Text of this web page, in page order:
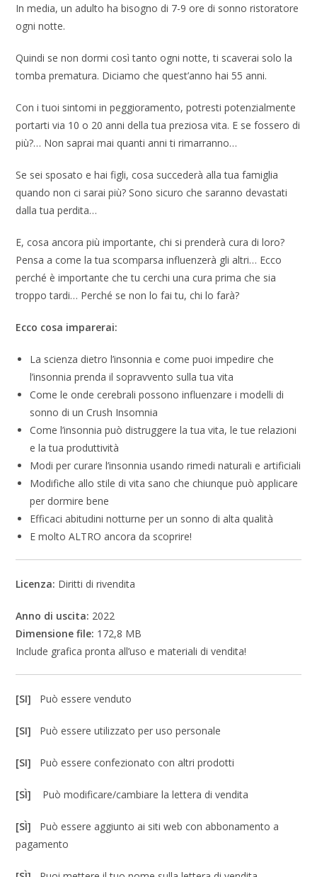
In media, un adulto ha bisogno di 7-9 ore di sonno ristoratore
ogni notte.
Quindi se non dormi così tanto ogni notte, ti scaverai solo la
tomba prematura. Diciamo che quest’anno hai 55 anni.
Con i tuoi sintomi in peggioramento, potresti potenzialmente
portarti via 10 o 20 anni della tua preziosa vita. E se fossero di
più?… Non saprai mai quanti anni ti rimarranno…
Se sei sposato e hai figli, cosa succederà alla tua famiglia
quando non ci sarai più? Sono sicuro che saranno devastati
dalla tua perdita…
E, cosa ancora più importante, chi si prenderà cura di loro?
Pensa a come la tua scomparsa influenzerà gli altri… Ecco
perché è importante che tu cerchi una cura prima che sia
troppo tardi… Perché se non lo fai tu, chi lo farà?
Ecco cosa imparerai:
La scienza dietro l’insonnia e come puoi impedire che
l’insonnia prenda il sopravvento sulla tua vita
Come le onde cerebrali possono influenzare i modelli di
sonno di un Crush Insomnia
Come l’insonnia può distruggere la tua vita, le tue relazioni
e la tua produttività
Modi per curare l’insonnia usando rimedi naturali e artificiali
Modifiche allo stile di vita sano che chiunque può applicare
per dormire bene
Efficaci abitudini notturne per un sonno di alta qualità
E molto ALTRO ancora da scoprire!
Licenza: Diritti di rivendita
Anno di uscita: 2022
Dimensione file: 172,8 MB
Include grafica pronta all’uso e materiali di vendita!
[SI] Può essere venduto
[SI] Può essere utilizzato per uso personale
[SI] Può essere confezionato con altri prodotti
[SÌ] Può modificare/cambiare la lettera di vendita
[SÌ] Può essere aggiunto ai siti web con abbonamento a
pagamento